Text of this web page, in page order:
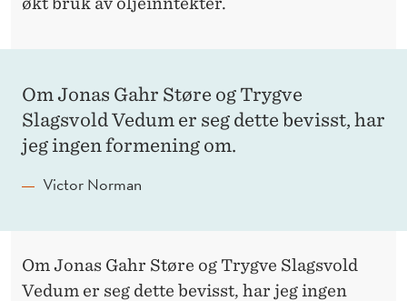
Om Jonas Gahr Støre og Trygve
Slagsvold Vedum er seg dette bevisst, har
jeg ingen formening om.
Victor Norman
Om Jonas Gahr Støre og Trygve Slagsvold
Vedum er seg dette bevisst, har jeg ingen